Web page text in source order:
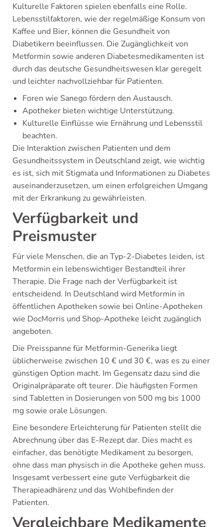
Kulturelle Faktoren spielen ebenfalls eine Rolle.
Lebensstilfaktoren, wie der regelmäßige Konsum von
Kaffee und Bier, können die Gesundheit von
Diabetikern beeinflussen. Die Zugänglichkeit von
Metformin sowie anderen Diabetesmedikamenten ist
durch das deutsche Gesundheitswesen klar geregelt
und leichter nachvollziehbar für Patienten.
Foren wie Sanego fördern den Austausch.
Apotheker bieten wichtige Unterstützung.
Kulturelle Einflüsse wie Ernährung und Lebensstil
beachten.
Die Interaktion zwischen Patienten und dem
Gesundheitssystem in Deutschland zeigt, wie wichtig
es ist, sich mit Stigmata und Informationen zu Diabetes
auseinanderzusetzen, um einen erfolgreichen Umgang
mit der Erkrankung zu gewährleisten.
Verfügbarkeit und
Preismuster
Für viele Menschen, die an Typ-2-Diabetes leiden, ist
Metformin ein lebenswichtiger Bestandteil ihrer
Therapie. Die Frage nach der Verfügbarkeit ist
entscheidend. In Deutschland wird Metformin in
öffentlichen Apotheken sowie bei Online-Apotheken
wie DocMorris und Shop-Apotheke leicht zugänglich
angeboten.
Die Preisspanne für Metformin-Generika liegt
üblicherweise zwischen 10 € und 30 €, was es zu einer
günstigen Option macht. Im Gegensatz dazu sind die
Originalpräparate oft teurer. Die häufigsten Formen
sind Tabletten in Dosierungen von 500 mg bis 1000
mg sowie orale Lösungen.
Eine besondere Erleichterung für Patienten stellt die
Abrechnung über das E-Rezept dar. Dies macht es
einfacher, das benötigte Medikament zu besorgen,
ohne dass man physisch in die Apotheke gehen muss.
Insgesamt verbessert eine gute Verfügbarkeit die
Therapieadhärenz und das Wohlbefinden der
Patienten.
Vergleichbare Medikamente